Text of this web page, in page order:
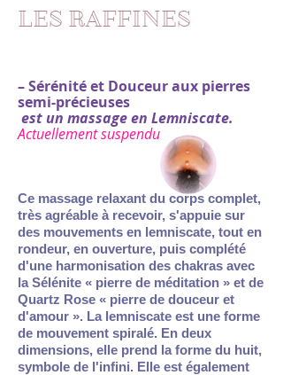
LES RAFFINES
– Sérénité et Douceur aux pierres
semi-précieuses
est un massage en Lemniscate.
Actuellement suspendu
Ce massage relaxant du corps complet,
très agréable à recevoir, s'appuie sur
des mouvements en lemniscate, tout en
rondeur, en ouverture, puis complété
d'une harmonisation des chakras avec
la Sélénite « pierre de méditation » et de
Quartz Rose « pierre de douceur et
d'amour ». ​La lemniscate est une forme
de mouvement spiralé. En deux
dimensions, elle prend la forme du huit,
symbole de l'infini. Elle est également